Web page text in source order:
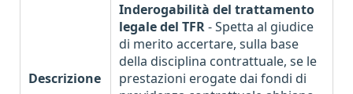
Descrizione
Inderogabilità del trattamento
legale del TFR- Spetta al giudice
di merito accertare, sulla base
della disciplina contrattuale, se le
prestazioni erogate dai fondi di